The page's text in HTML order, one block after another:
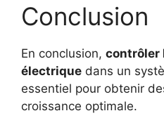
Conclusion
En conclusion, contrôler
électrique dans un
essentiel pour obtenir
croissance optimale.